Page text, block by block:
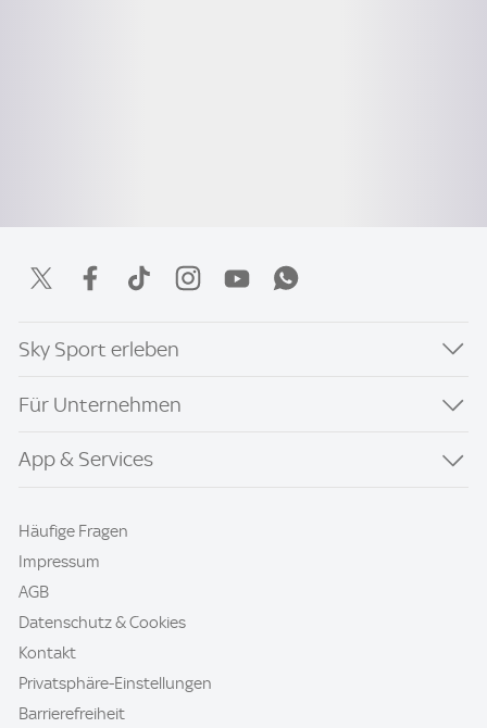
Sky Sport erleben
Für Unternehmen
App & Services
Häufige Fragen
Impressum
AGB
Datenschutz & Cookies
Kontakt
Privatsphäre-Einstellungen
Barrierefreiheit